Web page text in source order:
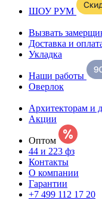
ШОУ РУМ
Вызвать
Доставка и
Укладка
Наши работы
Оверлок
Архитекторам и
Акции
Оптом
44 и 223 фз
Контакты
О компании
Гарантии
+7 499 112 17 20